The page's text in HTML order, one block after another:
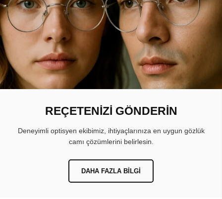
REÇETENİZİ GÖNDERİN
Deneyimli optisyen ekibimiz, ihtiyaçlarınıza en uygun gözlük
camı çözümlerini belirlesin.
DAHA FAZLA BILGI